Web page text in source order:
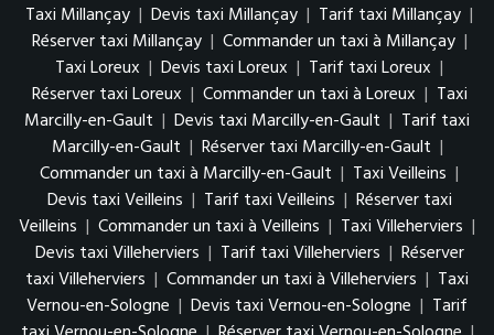
Taxi Millançay | Devis taxi Millançay | Tarif taxi Millançay |
Réserver taxi Millançay | Commander un taxi à Millançay |
Taxi Loreux | Devis taxi Loreux | Tarif taxi Loreux |
Réserver taxi Loreux | Commander un taxi à Loreux | Taxi
Marcilly-en-Gault | Devis taxi Marcilly-en-Gault | Tarif taxi
Marcilly-en-Gault | Réserver taxi Marcilly-en-Gault |
Commander un taxi à Marcilly-en-Gault | Taxi Veilleins |
Devis taxi Veilleins | Tarif taxi Veilleins | Réserver taxi
Veilleins | Commander un taxi à Veilleins | Taxi Villeherviers |
Devis taxi Villeherviers | Tarif taxi Villeherviers | Réserver
taxi Villeherviers | Commander un taxi à Villeherviers | Taxi
Vernou-en-Sologne | Devis taxi Vernou-en-Sologne | Tarif